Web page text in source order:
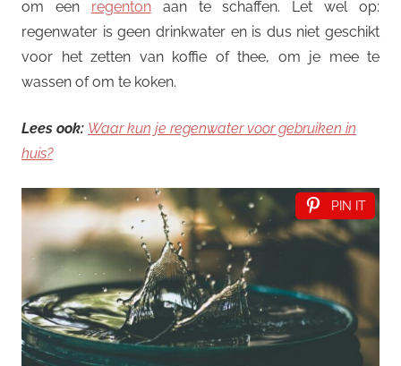
om een regentonaan te schaffen. Let wel op:
regenwater is geen drinkwater en is dus niet geschikt
voor het zetten van koffie of thee, om je mee te
wassen of om te koken.
Lees ook: Waar kun je regenwater voor gebruiken in
huis?
PIN IT